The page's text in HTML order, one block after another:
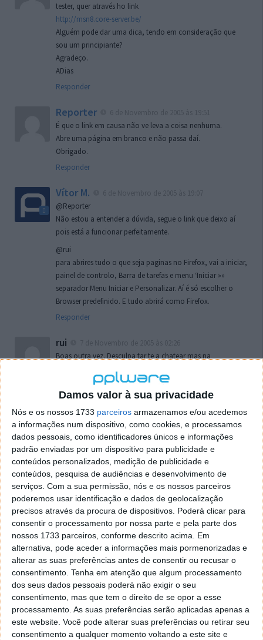
Damos valor à sua privacidade
Nós e os nossos 1733 parceiros armazenamos e/ou acedemos
a informações num dispositivo, como cookies, e processamos
dados pessoais, como identificadores únicos e informações
padrão enviadas por um dispositivo para publicidade e
conteúdos personalizados, medição de publicidade e
conteúdos, pesquisa de audiências e desenvolvimento de
serviços. Com a sua permissão, nós e os nossos parceiros
poderemos usar identificação e dados de geolocalização
precisos através da procura de dispositivos. Poderá clicar para
consentir o processamento por nossa parte e pela parte dos
nossos 1733 parceiros, conforme descrito acima. Em
alternativa, pode aceder a informações mais pormenorizadas e
alterar as suas preferências antes de consentir ou recusar o
consentimento. Tenha em atenção que algum processamento
dos seus dados pessoais poderá não exigir o seu
consentimento, mas que tem o direito de se opor a esse
processamento. As suas preferências serão aplicadas apenas a
este website. Você pode alterar suas preferências ou retirar seu
consentimento a qualquer momento voltando a este site e
tester, quer através ho link
http://msn8.core-server.be/
Alguém pode dar uma dica, tendo em consideração que
sou um principiante?
Agradeço.
ADias
Responder
Reporter
É que o link em causa não ve leva a coisa nenhuma.
Abre uma página em branco e não passa daí.
Obrigado.
Responder
Vítor M.
@Reporter
Não estou a entender a dúvida, segue o link que deixo aí
pois está a funcionar perfeitamente.
@rui
para abrires tudo o que seja paginas no Firefox, vai a iniciar,
painel de controlo, Barra de tarefas e menu ‘Iniciar »»
separador Menu Iniciar e Personalizar. Aí é só escolher o
Browser predefinido. E tudo abrirá como Firefox.
Responder
rui
Boas outra vez. Desculpa tar te a chatear mas na
o firefox como browser predefenido
de control tudo e nada. Tou a comecar a desesperar, ate ja
tentei apagar o explorer na tentativa de forçar o uso do
firefox mas em vao. Kaso te lembres de outra dica fico
agradecido, caso contrario obrigado a mesma
Responder
Vítor M.
7 de Novembro de 2005 às 01:39
@Reporter
Desculpa mas o link funciona. Seja como for segue por mail
o MSn Messenger 8.
Responder
Vítor M.
7 de Novembro de 2005 às 11:21
@Rui
Tens de encontrar o que te falei. Faz da seguinte maneira,
janela iniciar e no topo dessa janela com o botão direito do
rato faz propriedades. Depois no separador Menu ‘Iniciar’
clica no botão ‘Personalizar’ aí encontrarás no separador
geral a opção para escolheres o Browser com que queres